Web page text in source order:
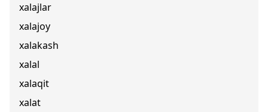
xalajlar
xalajoy
xalakash
xalal
xalaqit
xalat